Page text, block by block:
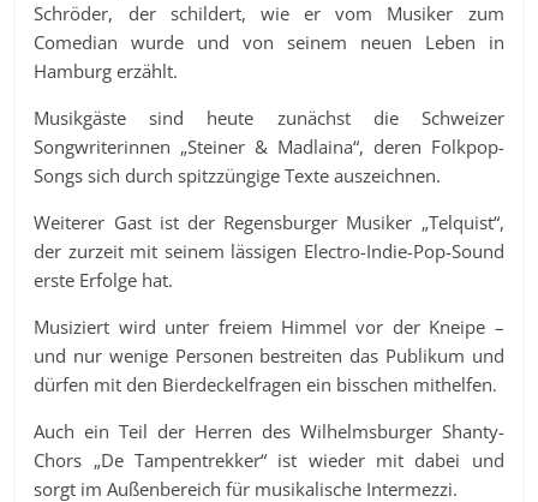
Schröder, der schildert, wie er vom Musiker zum
Comedian wurde und von seinem neuen Leben in
Hamburg erzählt.
Musikgäste sind heute zunächst die Schweizer
Songwriterinnen „Steiner & Madlaina“, deren Folkpop-
Songs sich durch spitzzüngige Texte auszeichnen.
Weiterer Gast ist der Regensburger Musiker „Telquist“,
der zurzeit mit seinem lässigen Electro-Indie-Pop-Sound
erste Erfolge hat.
Musiziert wird unter freiem Himmel vor der Kneipe –
und nur wenige Personen bestreiten das Publikum und
dürfen mit den Bierdeckelfragen ein bisschen mithelfen.
Auch ein Teil der Herren des Wilhelmsburger Shanty-
Chors „De Tampentrekker“ ist wieder mit dabei und
sorgt im Außenbereich für musikalische Intermezzi.